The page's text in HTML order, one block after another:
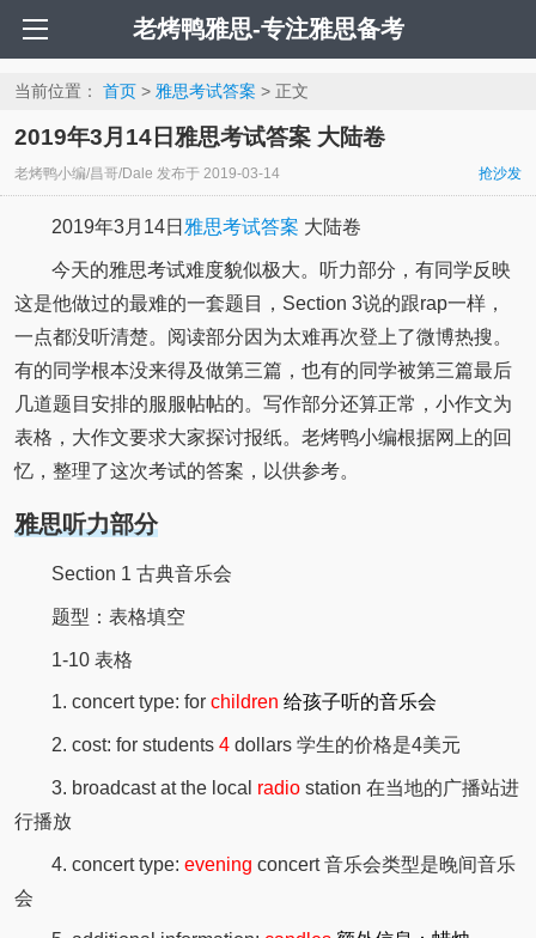
老烤鸭雅思-专注雅思备考
当前位置： 首页> 雅思考试答案 > 正文
2019年3月14日雅思考试答案 大陆卷
老烤鸭小编/昌哥/Dale 发布于 2019-03-14 抢沙发
2019年3月14日 雅思考试答案 大陆卷
今天的雅思考试难度貌似极大。听力部分，有同学反映
这是他做过的最难的一套题目，Section 3说的跟rap一样，
一点都没听清楚。阅读部分因为太难再次登上了微博热搜。
有的同学根本没来得及做第三篇，也有的同学被第三篇最后
几道题目安排的服服帖帖的。写作部分还算正常，小作文为
表格，大作文要求大家探讨报纸。老烤鸭小编根据网上的回
忆，整理了这次考试的答案，以供参考。
雅思听力部分
Section 1 古典音乐会
题型：表格填空
1-10 表格
1. concert type: for children 给孩子听的音乐会
2. cost: for students 4dollars 学生的价格是4美元
3. broadcast at the local radiostation 在当地的广播站进
行播放
4. concert type: evening concert 音乐会类型是晚间音乐
会